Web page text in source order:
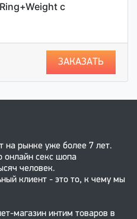
с
ЗАКАЗАТЬ
на рынке уже более 7 лет.
онлайн секс шопа
человек.
клиент - это то, к чему мы
магазин интим товаров в